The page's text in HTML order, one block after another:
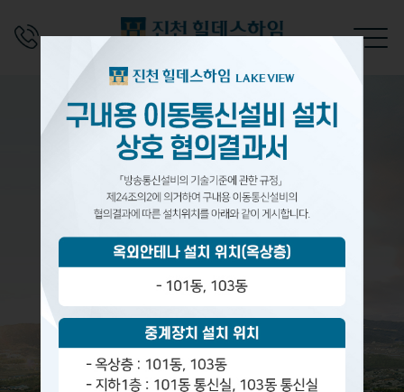
사업안내
사업개요
입지환경
프리미엄
브랜드
오시는길
단지안내
단지 및 동호수배치도
커뮤니티
세대안내
e-모델하우스(VR)
마감재리스트
청약안내
이동통신설비 협의서
고객센터